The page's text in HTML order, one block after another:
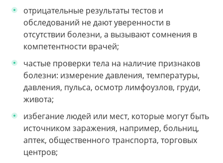
отрицательные результаты тестов и
обследований не дают уверенности в
отсутствии болезни, а вызывают сомнения в
компетентности врачей;
частые проверки тела на наличие признаков
болезни: измерение давления, температуры,
давления, пульса, осмотр лимфоузлов, груди,
живота;
избегание людей или мест, которые могут быть
источником заражения, например, больниц,
аптек, общественного транспорта, торговых
центров;